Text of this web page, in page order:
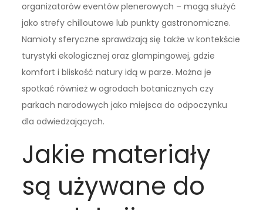
organizatorów eventów plenerowych – mogą służyć
jako strefy chilloutowe lub punkty gastronomiczne.
Namioty sferyczne sprawdzają się także w kontekście
turystyki ekologicznej oraz glampingowej, gdzie
komfort i bliskość natury idą w parze. Można je
spotkać również w ogrodach botanicznych czy
parkach narodowych jako miejsca do odpoczynku
dla odwiedzających.
Jakie materiały
są używane do